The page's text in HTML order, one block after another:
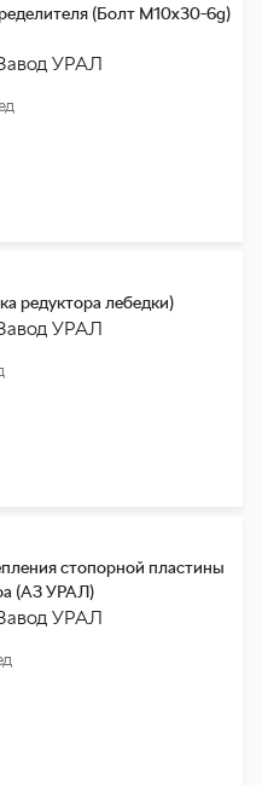
(Болт М10х30-6g)
УРАЛ
редуктора лебедки)
УРАЛ
стопорной пластины
(АЗ УРАЛ)
УРАЛ